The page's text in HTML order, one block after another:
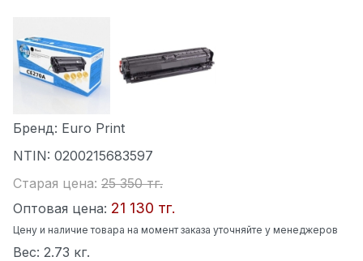
Бренд: Euro Print
NTIN: 0200215683597
Старая цена: 25 350 тг.
Оптовая цена: 21 130 тг.
Цену и наличие товара на момент заказа уточняйте у менеджеров
Вес: 2.73 кг.